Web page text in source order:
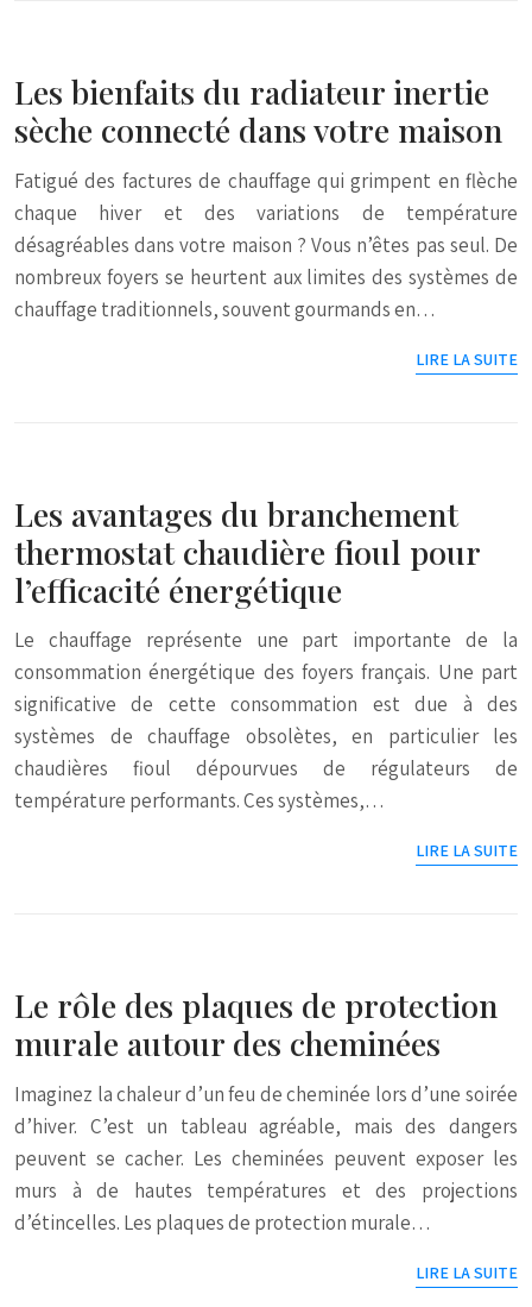
Les bienfaits du radiateur inertie
sèche connecté dans votre maison
Fatigué des factures de chauffage qui grimpent en flèche
chaque hiver et des variations de température
désagréables dans votre maison ? Vous n’êtes pas seul. De
nombreux foyers se heurtent aux limites des systèmes de
chauffage traditionnels, souvent gourmands en…
LIRE LA SUITE
Les avantages du branchement
thermostat chaudière fioul pour
l’efficacité énergétique
Le chauffage représente une part importante de la
consommation énergétique des foyers français. Une part
significative de cette consommation est due à des
systèmes de chauffage obsolètes, en particulier les
chaudières fioul dépourvues de régulateurs de
température performants. Ces systèmes,…
LIRE LA SUITE
Le rôle des plaques de protection
murale autour des cheminées
Imaginez la chaleur d’un feu de cheminée lors d’une soirée
d’hiver. C’est un tableau agréable, mais des dangers
peuvent se cacher. Les cheminées peuvent exposer les
murs à de hautes températures et des projections
d’étincelles. Les plaques de protection murale…
LIRE LA SUITE